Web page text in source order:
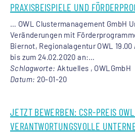
PRAXISBEISPIELE UND
… OWL Clustermanagement GmbH
Veränderungen mit
Biernot, RegionalagenturOWL
bis zum 24.02.2020 an:…
Schlagworte: Aktuelles , OWLGmbH
Datum: 20-01-20
JETZT BEWERBEN: CSR-PREIS
VERANTWORTUNGSVOLLE